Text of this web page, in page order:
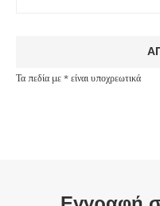
Τα πεδία με * είναι υποχρεωτικά